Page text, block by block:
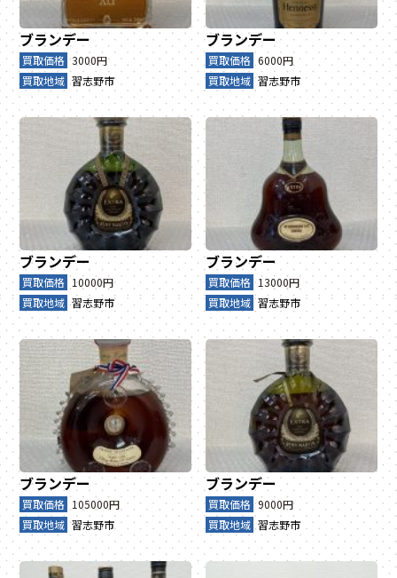
ブランデー
買取価格 3000円
買取地域 習志野市
ブランデー
買取価格 6000円
買取地域 習志野市
ブランデー
買取価格 10000円
買取地域 習志野市
ブランデー
買取価格 13000円
買取地域 習志野市
ブランデー
買取価格 105000円
買取地域 習志野市
ブランデー
買取価格 9000円
買取地域 習志野市